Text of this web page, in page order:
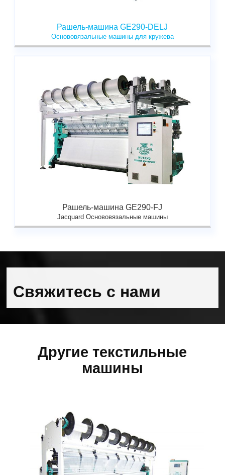
Рашель-машина GE290-DELJ
Основовязальные машины для кружева
Рашель-машина GE290-FJ
Jacquard Основовязальные машины
Свяжитесь с нами
Другие текстильные
машины